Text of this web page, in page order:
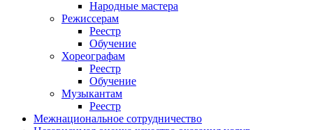
Народные мастера
Режиссерам
Реестр
Обучение
Хореографам
Реестр
Обучение
Музыкантам
Реестр
Межнациональное сотрудничество